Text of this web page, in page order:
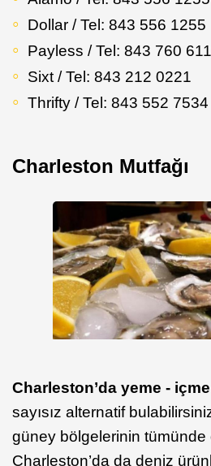
Dollar / Tel: 843 556 1255
Payless / Tel: 843 760
Sixt / Tel: 843 212 0221
Thrifty / Tel: 843 552 7534
Charleston Mutfağı
Charleston’da yeme - içme
sayısız alternatif
güney bölgelerinin tümünde
Charleston’da da deniz